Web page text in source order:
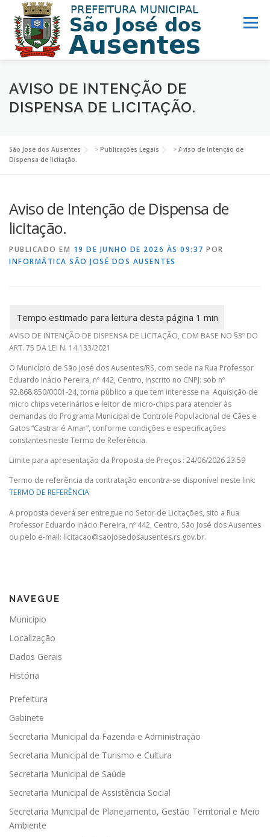
Menu
MUNICÍPIO PREFEITURA TURISMO
AVISO DE INTENÇÃO DE
DISPENSA DE LICITAÇÃO.
São José dos Ausentes > Publicações Legais > Aviso de Intenção de
Dispensa de licitação.
Aviso de Intenção de Dispensa de
licitação.
PUBLICADO EM 19 DE JUNHO DE 2026 ÀS 09:37 POR
INFORMÁTICA SÃO JOSÉ DOS AUSENTES
AVISO DE INTENÇÃO DE DISPENSA DE LICITAÇÃO, COM BASE NO §3º DO
ART. 75 DA LEI N. 14.133/2021
O Município de São José dos Ausentes/RS, com sede na Rua Professor
Eduardo Inácio Pereira, nº 442, Centro, inscrito no CNPJ: sob nº
92.868.850/0001-24, torna público a que tem interesse na Aquisição de
micro chips veterinários e leitor de micro-chips para atender às
demandas do Programa Municipal de Controle Populacional de Cães e
Gatos “Castrar é Amar”, conforme condições e especificações
constantes neste Termo de Referência.
Limite para apresentação da Proposta de Preços : 24/06/2026 23:59
Termo de referência da contratação encontra-se disponível neste link:
TERMO DE REFERÊNCIA
A proposta deverá ser entregue no Setor de Licitações, sito a Rua
Professor Eduardo Inácio Pereira, nº 442, Centro, São José dos Ausentes
ou pelo e-mail: licitacao@saojosedosausentes.rs.gov.br.
NAVEGUE
Município
Localização
Dados Gerais
História
Prefeitura
Gabinete
Secretaria Municipal da Fazenda e Administração
Secretaria Municipal de Turismo e Cultura
Secretaria Municipal de Saúde
Secretaria Municipal de Assistência Social
Secretaria Municipal de Planejamento, Gestão Territorial e Meio
Ambiente